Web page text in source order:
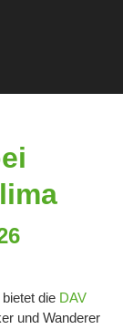
die DAV
und Wanderer